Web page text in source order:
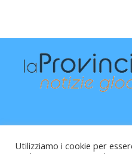
Utilizziamo i cookie per